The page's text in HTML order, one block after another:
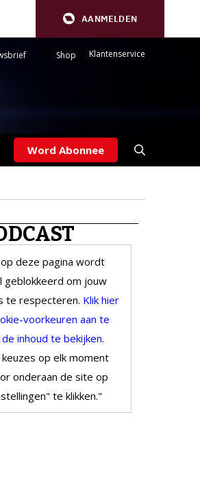
AANMELDEN
Shop Klantenservice
Word Abonnee
deze pagina wordt
geblokkeerd om jouw
te respecteren. Klik hier
voorkeuren aan te
inhoud te bekijken.
keuzes op elk moment
onderaan de site op
te klikken."